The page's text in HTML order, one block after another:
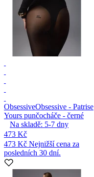
ObsessiveObsessive - Patrise
Yours punčocháče - černé
Na skladě: 5-7 dny
473 Kč
473 Kč Nejnižší cena za
posledních 30 dní.